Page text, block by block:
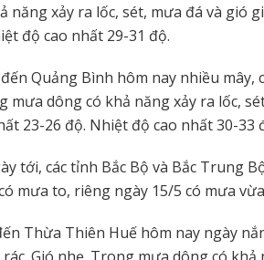
năng xảy ra lốc, sét, mưa đá và gió
độ cao nhất 29-31 độ.
Quảng Bình hôm nay nhiều mây,
mưa dông có khả năng xảy ra lốc,
23-26 độ. Nhiệt độ cao nhất 30-33
tới, các tỉnh Bắc Bộ và Bắc Trung
mưa to, riêng ngày 15/5 có mưa
Thừa Thiên Huế hôm nay ngày